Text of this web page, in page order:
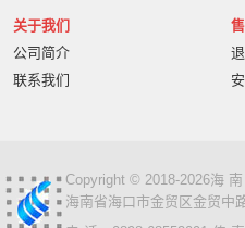
关于我们
公司简介
联系我们
Copyright © 2018-2026海
海南省海口市金贸区金贸中